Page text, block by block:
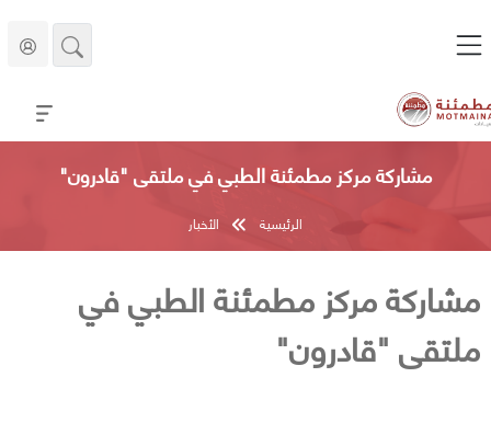
مشاركة مركز مطمئنة الطبي في ملتقى "قادرون"
الرئيسية الأخبار
مشاركة مركز مطمئنة الطبي في
ملتقى "قادرون"